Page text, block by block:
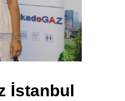
İstanbul